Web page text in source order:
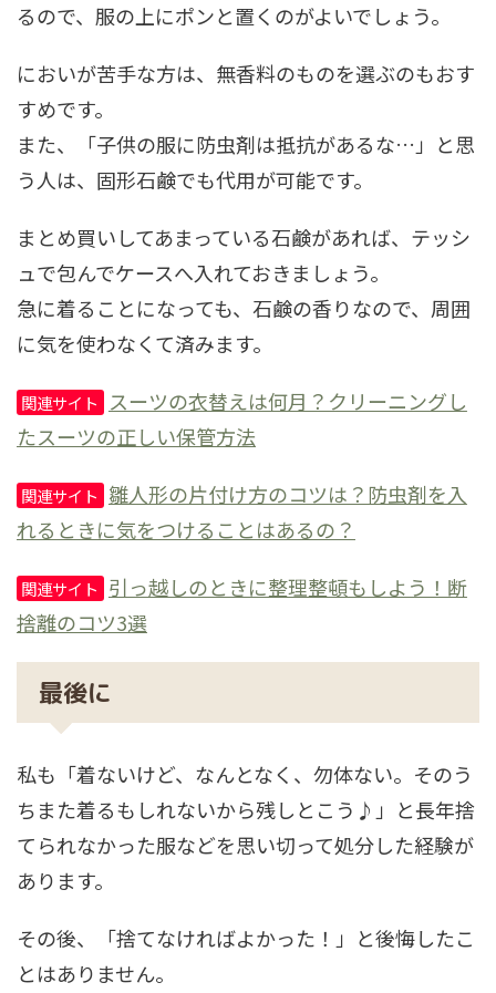
るので、服の上にポンと置く のがよいでしょう。
においが苦手な方は、無香料のものを選ぶのもおす
すめです。
また、「子供の服に防虫剤は抵抗があるな…」と思
う人は、固形石鹸でも代用が可能です。
まとめ買いしてあまっている石鹸があれば、テッシ
ュで包んでケースへ入れておきましょう。
急に着ることになっても、石鹸の香りなので、周囲
に気を使わなくて済みます。
関連サイト
スーツの衣替えは何月？クリーニングし
たスーツの正しい保管方法
関連サイト 雛人形の片付け方のコツは？防虫剤を入
れるときに気をつけることはあるの？
関連サイト 引っ越しのときに整理整頓もしよう！断
捨離のコツ3選
最後に
私も「着ないけど、なんとなく、勿体ない。そのう
ちまた着るもしれないから残しとこう♪」と長年捨
てられなかった服などを思い切って処分した経験が
あります。
その後、「捨てなければよかった！」と後悔したこ
とはありません。